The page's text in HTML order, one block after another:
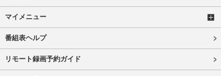
マイメニュー
番組表ヘルプ
リモート録画予約ガイド